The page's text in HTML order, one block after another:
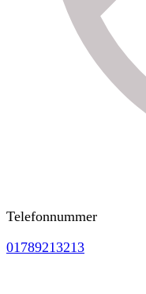
Telefonnummer
01789213213